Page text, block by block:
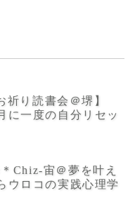
祈り読書会＠堺】
に一度の自分リセッ
Chiz-宙＠夢を叶え
ウロコの実践心理学